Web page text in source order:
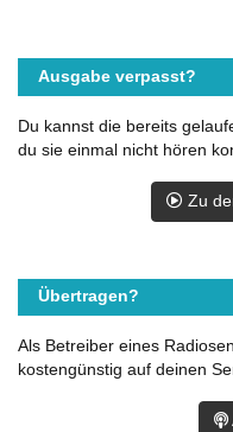
Ausgabe verpasst?
Du kannst die bereits
du sie einmal nicht hören
Zu
Übertragen?
Als Betreiber eines
kostengünstig auf deinen